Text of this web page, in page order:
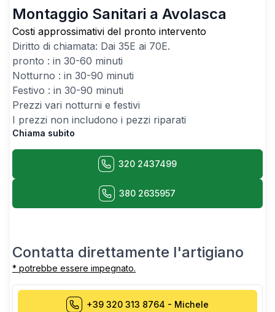
Montaggio Sanitari a Avolasca
Costi approssimativi del pronto intervento
Diritto di chiamata: Dai 35E ai 70E.
pronto : in 30-60 minuti
Notturno : in 30-90 minuti
Festivo : in 30-90 minuti
Prezzi vari notturni e festivi
I prezzi non includono i pezzi riparati
Chiama subito
320 2437499
380 2635957
Contatta direttamente l'artigiano
* potrebbe essere impegnato.
+39 320 313 8764 - Michele